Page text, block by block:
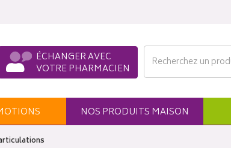
ÉCHANGER AVEC
VOTRE PHARMACIEN
TIONS NOS PRODUITS MAISON